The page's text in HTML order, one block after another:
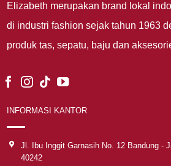
Elizabeth merupakan brand lokal
di industri fashion sejak tahun 1963
produk tas, sepatu, baju dan
INFORMASI KANTOR
Jl. Ibu Inggit Garnasih No. 12 Bandung -
40242